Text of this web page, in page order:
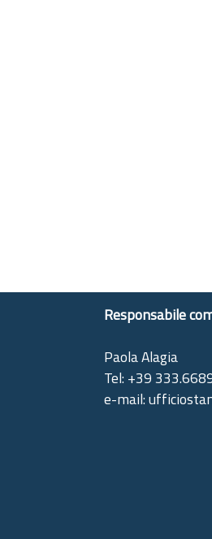
Responsabile
Paola Alagia
Tel: +39
e-mail: